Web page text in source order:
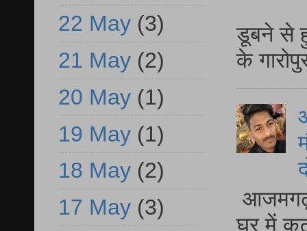
डूबने से
के
घर में
22 May (3)
21 May (2)
20 May (1)
19 May (1)
18 May (2)
17 May (3)